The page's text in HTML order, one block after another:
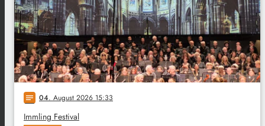
notes 04. August 2026 15:33
Immling Festival